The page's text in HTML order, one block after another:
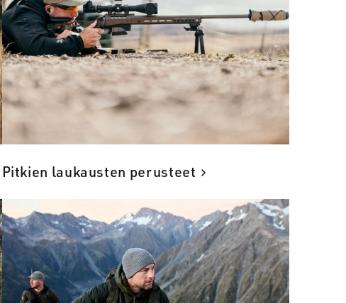
Pitkien laukausten perusteet